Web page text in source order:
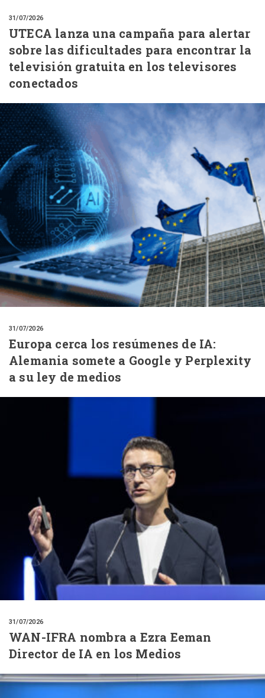
31/07/2026
UTECA lanza una campaña para alertar
sobre las dificultades para encontrar la
televisión gratuita en los televisores
conectados
31/07/2026
Europa cerca los resúmenes de IA:
Alemania somete a Google y Perplexity
a su ley de medios
31/07/2026
WAN-IFRA nombra a Ezra Eeman
Director de IA en los Medios